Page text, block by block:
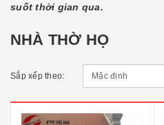
suốt thời gian qua.
NHÀ THỜ HỌ
Sắp xếp theo: